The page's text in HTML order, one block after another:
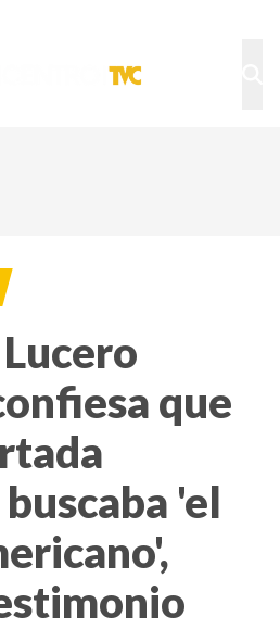
que
'el